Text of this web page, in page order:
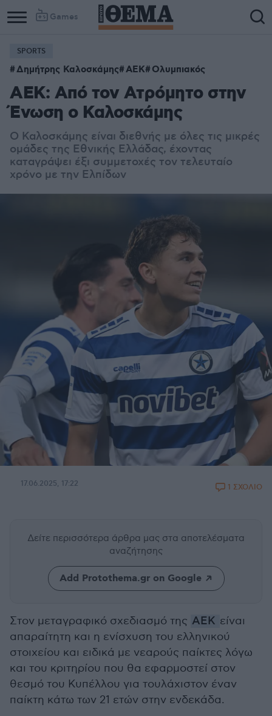
Games
SPORTS
Δημήτρης Καλοσκάμης ΑΕΚ Ολυμπιακός
AEK: Από τον Ατρόμητο στην
Ένωση ο Καλοσκάμης
Ο Καλοσκάμης είναι διεθνής με όλες τις μικρές
ομάδες της Εθνικής Ελλάδας, έχοντας
καταγράψει έξι συμμετοχές τον τελευταίο
χρόνο με την Ελπίδων
17.06.2025, 17:22 1 ΣΧΟΛΙΟ
Δείτε περισσότερα άρθρα μας στα αποτελέσματα
αναζήτησης
Add Protothema.gr on Google
Στον μεταγραφικό σχεδιασμό της ΑΕΚ είναι
απαραίτητη και η ενίσχυση του ελληνικού
στοιχείου και ειδικά με νεαρούς παίκτες λόγω
και του κριτηρίου που θα εφαρμοστεί στον
θεσμό του Κυπέλλου για τουλάχιστον έναν
παίκτη κάτω των 21 ετών στην ενδεκάδα.